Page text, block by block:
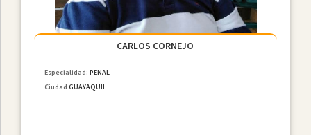
CARLOS CORNEJO
Especialidad:PENAL
Ciudad GUAYAQUIL